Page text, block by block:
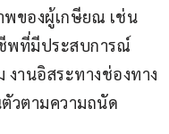
พของผู้เกษียณ เช่น
พที่มีประสบการณ์
านอิสระทางช่องทาง
วตามความถนัด